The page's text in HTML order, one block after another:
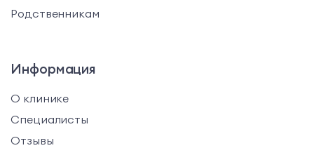
Родственникам
Информация
О клинике
Специалисты
Отзывы